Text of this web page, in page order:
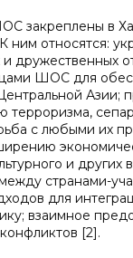
закреплены в
ним относятся:
и дружественных
ШОС для
Азии;
терроризма,
с любыми их
и других
странами-
для
взаимное
[2].